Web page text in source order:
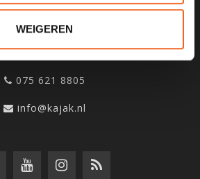
WEIGEREN
1531MD
Wormer
075 621 8805
info@kajak.nl